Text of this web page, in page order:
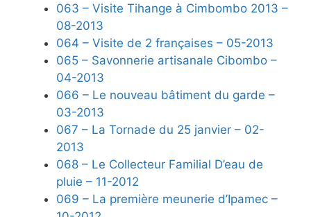
063 – Visite Tihange à Cimbombo 2013 –
08-2013
064 – Visite de 2 françaises – 05-2013
065 – Savonnerie artisanale Cibombo –
04-2013
066 – Le nouveau bâtiment du garde –
03-2013
067 – La Tornade du 25 janvier – 02-
2013
068 – Le Collecteur Familial D’eau de
pluie – 11-2012
069 – La première meunerie d’Ipamec –